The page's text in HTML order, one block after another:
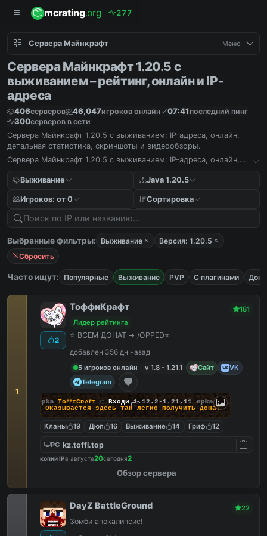
mcrating.org 277
Сервера Майнкрафт Меню
Сервера Майнкрафт 1.20.5 с
выживанием – рейтинг, онлайн и IP-
адреса
406серверов 46,047игроков онлайн 07:41 последний пинг
300серверов в сети
Сервера Майнкрафт 1.20.5 с выживанием: IP-адреса, онлайн,
детальная статистика, скриншоты и видеообзоры.
Сервера Майнкрафт 1.20.5 с выживанием: IP-адреса, онлайн,
Выживание
Java 1.20.5
Игроков: от 0 Сортировка
Выбранные фильтры: Выживание
Версия: 1.20.5
Сбросить
Часто ищут: Популярные Выживание PVP С плагинами
1
2
ТоффиКрафт
181
Лидер рейтинга
⭐ ВСЕМ ДОНАТ ➜ /OPPED⭐
добавлен 356 дн назад
5 игроков онлайн
v 1.8 - 1.21.1 Сайт
VK
Telegram
opka TᴏꜰꜰɪCʀᴀꜰᴛ ▢ Входи1.12.2-1.21.11 opka
❯ Оказывается здесь так легко получить донат
Кланы 19 Дюп 16 Выживание 14 Гриф 12
PC kz.toffi.top
копий IPв августе20сегодня2
Обзор сервера
DayZ BattleGround 22
Зомби апокалипсис!